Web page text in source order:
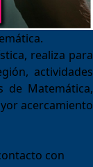
realiza para
actividades
de Matemática,
acercamiento
con